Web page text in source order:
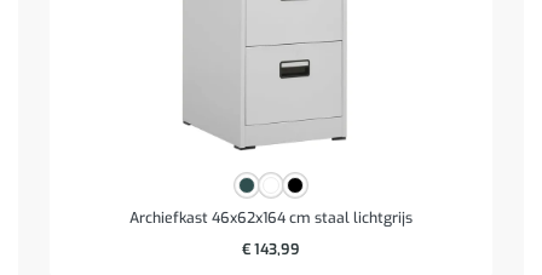
Archiefkast 46x62x164 cm staal lichtgrijs
€143,99